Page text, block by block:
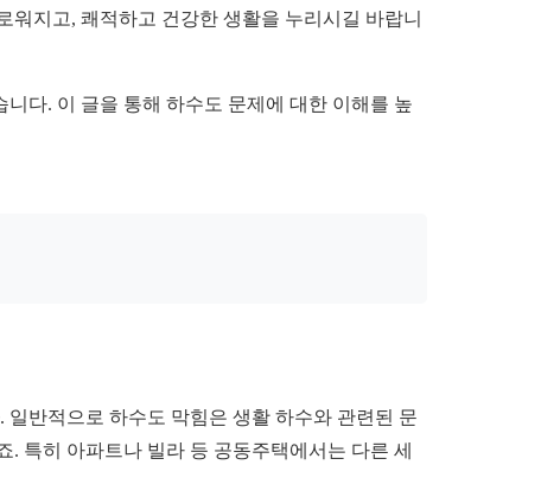
지고, 쾌적하고 건강한 생활을 누리시길 바랍니
다. 이 글을 통해 하수도 문제에 대한 이해를 높
반적으로 하수도 막힘은 생활 하수와 관련된 문
특히 아파트나 빌라 등 공동주택에서는 다른 세